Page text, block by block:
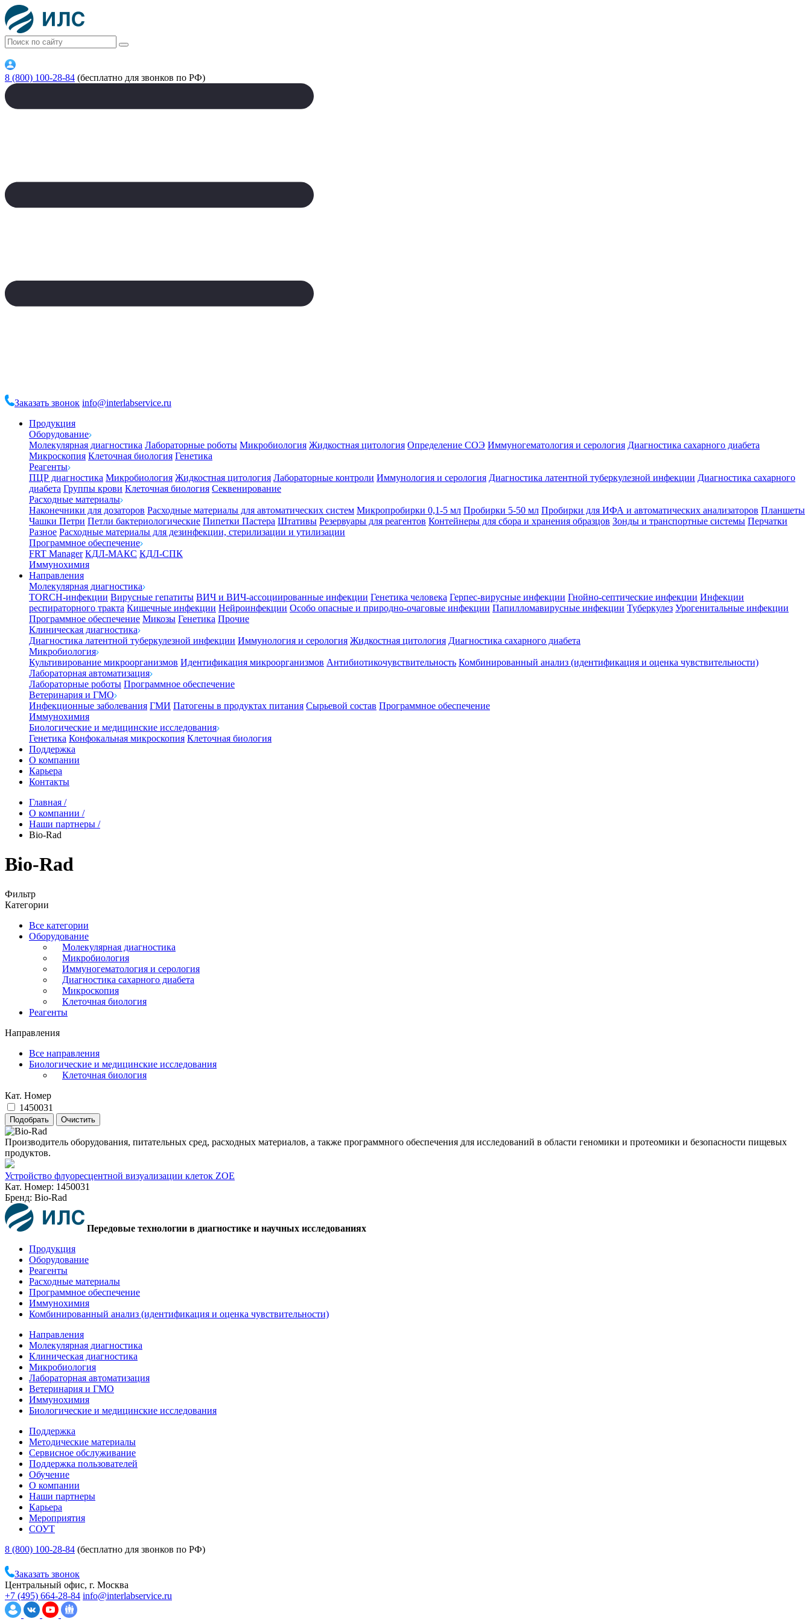
8 (800) 100-28-84 (бесплатно для звонков по РФ)
Заказать звонок info@interlabservice.ru
Продукция
Оборудование
Молекулярная диагностика Лабораторные роботы Микробиология Жидкостная цитология Определение СОЭ Иммуногематология и серология Диагностика сахарного диабета
Микроскопия Клеточная биология Генетика
Реагенты
ПЦР диагностика Микробиология Жидкостная цитология Лабораторные контроли Иммунология и серология Диагностика латентной туберкулезной инфекции Диагностика сахарного
диабета Группы крови Клеточная биология Секвенирование
Расходные материалы
Наконечники для дозаторов Расходные материалы для автоматических систем Микропробирки 0,1-5 мл Пробирки 5-50 мл Пробирки для ИФА и автоматических анализаторов Планшеты
Чашки Петри Петли бактериологические Пипетки Пастера Штативы Резервуары для реагентов Контейнеры для сбора и хранения образцов Зонды и транспортные системы Перчатки
Разное Расходные материалы для дезинфекции, стерилизации и утилизации
Программное обеспечение
FRT Manager КДЛ-МАКС КДЛ-СПК
Иммунохимия
Направления
Молекулярная диагностика
TORCH-инфекции Вирусные гепатиты ВИЧ и ВИЧ-ассоциированные инфекции Генетика человека Герпес-вирусные инфекции Гнойно-септические инфекции Инфекции
респираторного тракта Кишечные инфекции Нейроинфекции Особо опасные и природно-очаговые инфекции Папилломавирусные инфекции Туберкулез Урогенитальные инфекции
Программное обеспечение Микозы Генетика Прочие
Клиническая диагностика
Диагностика латентной туберкулезной инфекции Иммунология и серология Жидкостная цитология Диагностика сахарного диабета
Микробиология
Культивирование микроорганизмов Идентификация микроорганизмов Антибиотикочувствительность Комбинированный анализ (идентификация и оценка чувствительности)
Лабораторная автоматизация
Лабораторные роботы Программное обеспечение
Ветеринария и ГМО
Инфекционные заболевания ГМИ Патогены в продуктах питания Сырьевой состав Программное обеспечение
Иммунохимия
Биологические и медицинские исследования
Генетика Конфокальная микроскопия Клеточная биология
Поддержка
О компании
Карьера
Контакты
Главная /
О компании /
Наши партнеры /
Bio-Rad
Bio-Rad
Фильтр
Категории
Все категории
Оборудование
Молекулярная диагностика
Микробиология
Иммуногематология и серология
Диагностика сахарного диабета
Микроскопия
Клеточная биология
Реагенты
Направления
Все направления
Биологические и медицинские исследования
Клеточная биология
Кат. Номер
1450031
Производитель оборудования, питательных сред, расходных материалов, а также программного обеспечения для исследований в области геномики и протеомики и безопасности пищевых
продуктов.
Устройство флуоресцентной визуализации клеток ZOE
Кат. Номер: 1450031
Бренд: Bio-Rad
Передовые технологии в диагностике и научных исследованиях
Продукция
Оборудование
Реагенты
Расходные материалы
Программное обеспечение
Иммунохимия
Комбинированный анализ (идентификация и оценка чувствительности)
Направления
Молекулярная диагностика
Клиническая диагностика
Микробиология
Лабораторная автоматизация
Ветеринария и ГМО
Иммунохимия
Биологические и медицинские исследования
Поддержка
Методические материалы
Сервисное обслуживание
Поддержка пользователей
Обучение
О компании
Наши партнеры
Карьера
Мероприятия
СОУТ
8 (800) 100-28-84 (бесплатно для звонков по РФ)
Заказать звонок
Центральный офис, г. Москва
+7 (495) 664-28-84 info@interlabservice.ru